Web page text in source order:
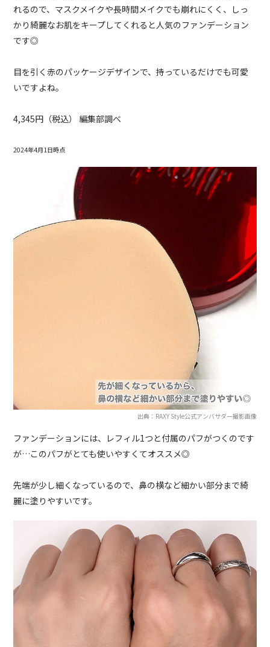
れるので、マスクメイクや長時間メイクでも崩れにくく、しっ
かり綺麗なお肌をキープしてくれると人気のファンデーション
です◎
目を引く赤のパッケージデザインで、持っているだけでも可愛
いですよね。
4,345円（税込） 編集部調べ
2024年4月1日時点
出典：RAXY Style公式アンバサダー撮影画像
ファンデーションには、レフィル1つと付属のパフがつくのです
が…このパフがとても使いやすくてオススメ◎
先端が少し細くなっているので、鼻の横など細かい部分まで綺
麗に塗りやすいです。